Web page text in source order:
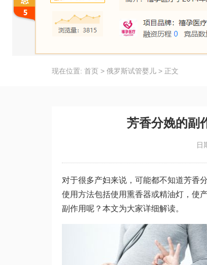
现在位置: 首页 > 俄罗斯试管婴儿 > 正文
芳香分娩的副
日
对于很多产妇来说，可能都不知道芳香
使用方法包括使用熏香器或精油灯，使
副作用呢？本文为大家详细解读。